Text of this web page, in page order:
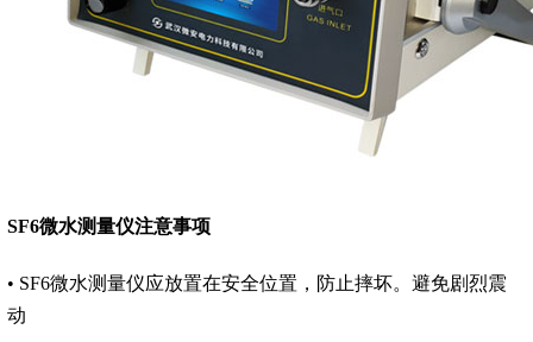
SF6微水测量仪注意事项
• SF6微水测量仪应放置在安全位置，防止摔坏。避免剧烈震
动